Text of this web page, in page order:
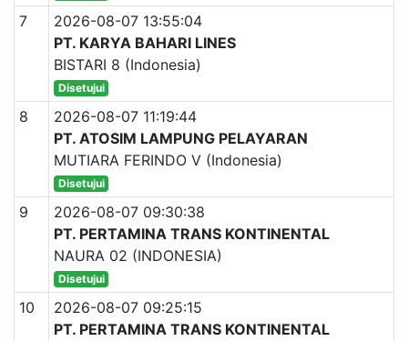
7
2026-08-07 13:55:04
PT. KARYA BAHARI LINES
BISTARI 8 (Indonesia)
Disetujui
8
2026-08-07 11:19:44
PT. ATOSIM LAMPUNG PELAYARAN
MUTIARA FERINDO V (Indonesia)
Disetujui
9
2026-08-07 09:30:38
PT. PERTAMINA TRANS KONTINENTAL
NAURA 02 (INDONESIA)
Disetujui
10
2026-08-07 09:25:15
PT. PERTAMINA TRANS KONTINENTAL